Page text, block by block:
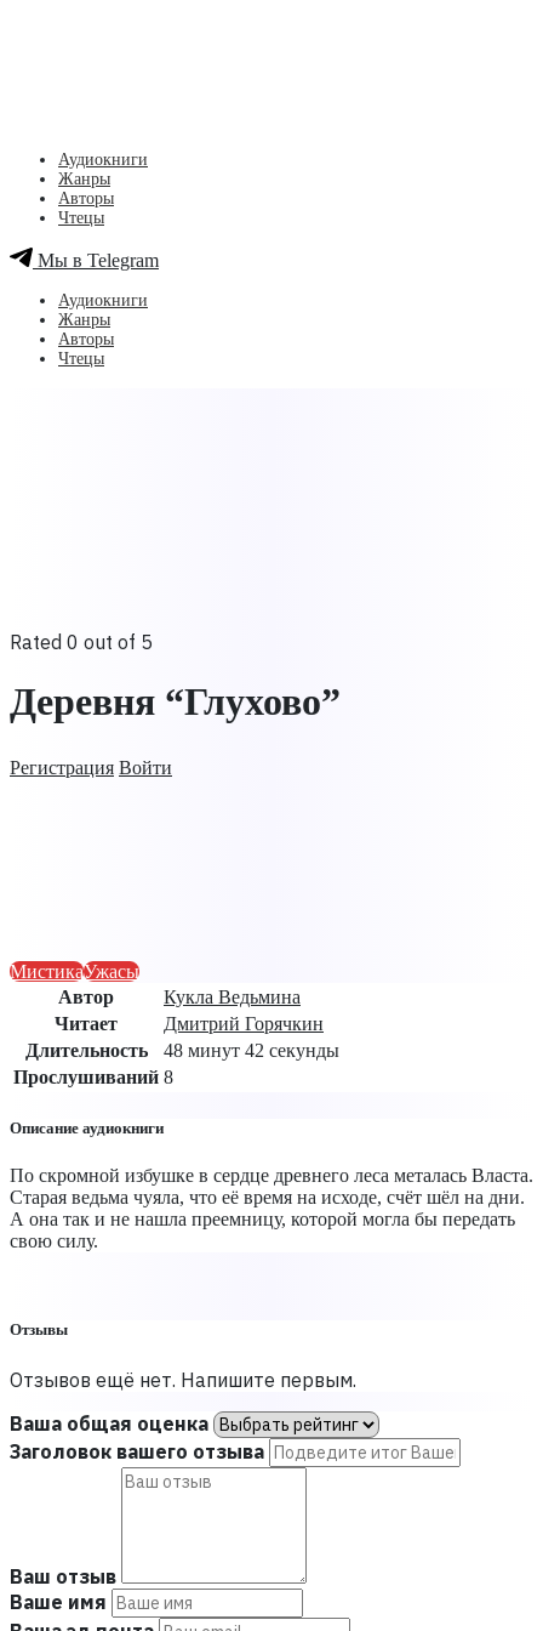
Регистрация Войти
Аудиокниги
Жанры
Авторы
Чтецы
Мы в Telegram
Аудиокниги
Жанры
Авторы
Чтецы
Rated 0 out of 5
Деревня “Глухово”
МистикаУжасы
Автор
Кукла Ведьмина
Читает
Дмитрий Горячкин
Длительность
48 минут 42 секунды
Прослушиваний 8
Описание аудиокниги
По скромной избушке в сердце древнего леса металась Власта.
Старая ведьма чуяла, что её время на исходе, счёт шёл на дни.
А она так и не нашла преемницу, которой могла бы передать
свою силу.
Отзывы
Отзывов ещё нет. Напишите первым.
Ваша общая оценка
Заголовок вашего отзыва
Ваш отзыв
Ваше имя